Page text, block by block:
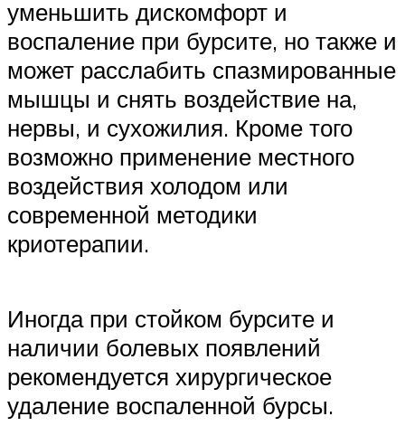
уменьшить дискомфорт и
воспаление при бурсите, но также и
может расслабить спазмированные
мышцы и снять воздействие на,
нервы, и сухожилия. Кроме того
возможно применение местного
воздействия холодом или
современной методики
криотерапии.
Иногда при стойком бурсите и
наличии болевых появлений
рекомендуется хирургическое
удаление воспаленной бурсы.